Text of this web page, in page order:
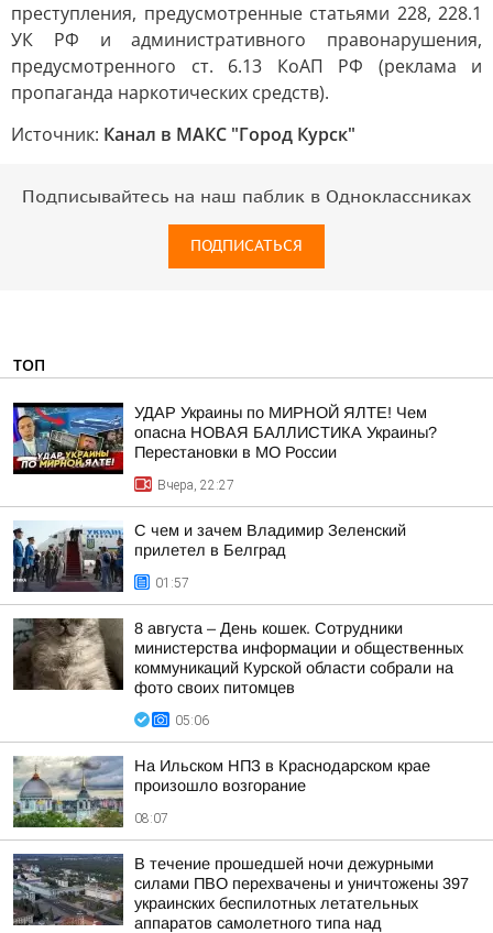
преступления, предусмотренные статьями 228, 228.1
УК РФ и административного правонарушения,
предусмотренного ст. 6.13 КоАП РФ (реклама и
пропаганда наркотических средств).
Источник: Канал в МАКС "Город Курск"
Подписывайтесь на наш паблик в Одноклассниках
ПОДПИСАТЬСЯ
ТОП
УДАР Украины по МИРНОЙ ЯЛТЕ! Чем
опасна НОВАЯ БАЛЛИСТИКА Украины?
Перестановки в МО России
Вчера, 22:27
С чем и зачем Владимир Зеленский
прилетел в Белград
01:57
8 августа – День кошек. Сотрудники
министерства информации и общественных
коммуникаций Курской области собрали на
фото своих питомцев
05:06
На Ильском НПЗ в Краснодарском крае
произошло возгорание
08:07
В течение прошедшей ночи дежурными
силами ПВО перехвачены и уничтожены 397
украинских беспилотных летательных
аппаратов самолетного типа над